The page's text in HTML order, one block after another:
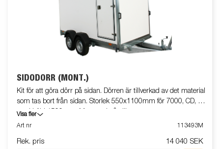
SIDODÖRR (MONT.)
Kit för att göra dörr på sidan. Dörren är tillverkad av det material
som tas bort från sidan. Storlek 550x1100mm för 7000, CD, CE
med höjd 1500mm. Monterad på släpvagn
Visa fler
Art nr
113493M
Rek. pris 14 040 SEK